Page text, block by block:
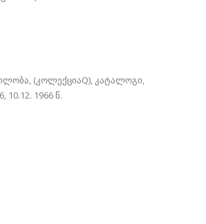
(კოლექციაQ), კატალოგი,
1966 წ.